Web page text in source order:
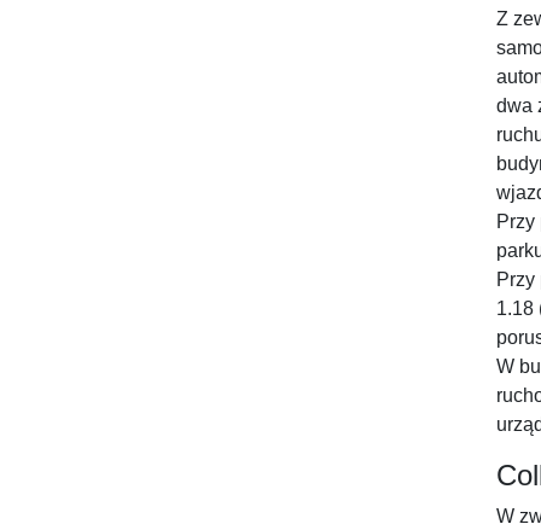
Z
dwa
Przy
1.18
W
W